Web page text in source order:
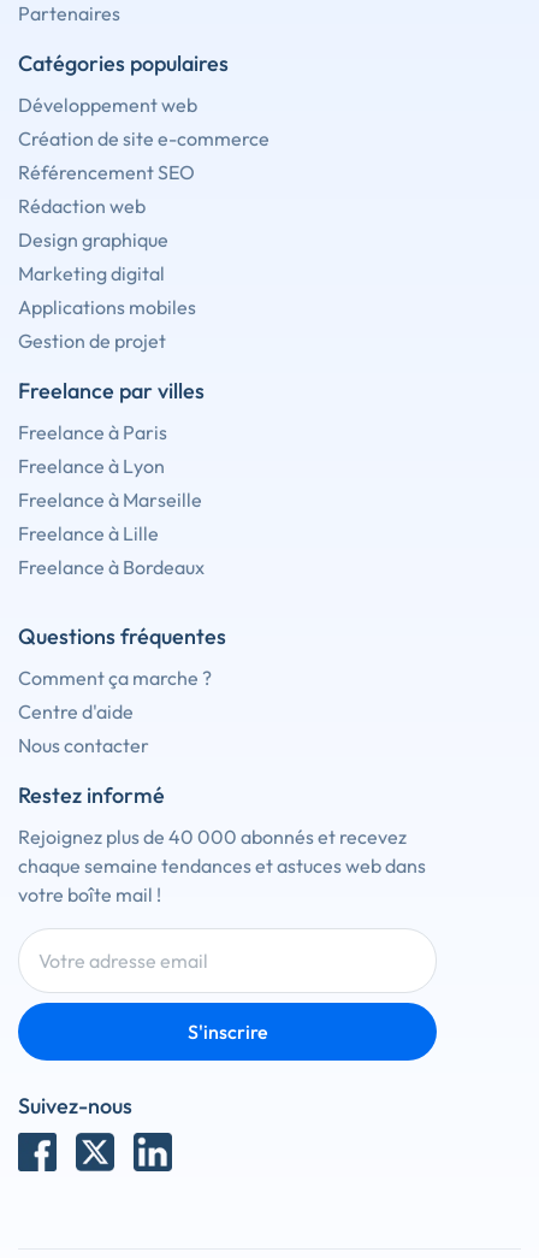
Partenaires
Catégories populaires
Développement web
Création de site e-commerce
Référencement SEO
Rédaction web
Design graphique
Marketing digital
Applications mobiles
Gestion de projet
Freelance par villes
Freelance à Paris
Freelance à Lyon
Freelance à Marseille
Freelance à Lille
Freelance à Bordeaux
Questions fréquentes
Comment ça marche ?
Centre d'aide
Nous contacter
Restez informé
Rejoignez plus de 40 000 abonnés et recevez
chaque semaine tendances et astuces web dans
votre boîte mail !
S'inscrire
Suivez-nous